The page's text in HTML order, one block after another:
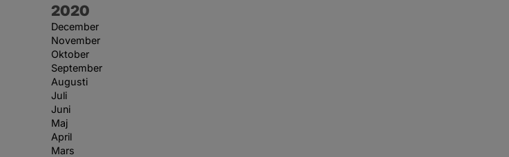
År:
2020
December
November
Oktober
September
Augusti
Juli
Juni
Maj
April
Mars